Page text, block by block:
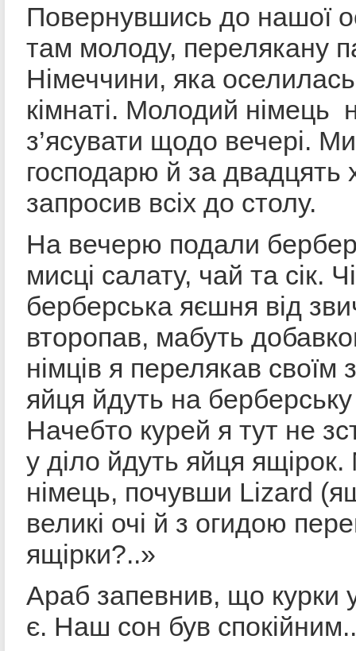
Повернувшись до нашої
там молоду, перелякану
Німеччини, яка оселилась
кімнаті. Молодий німець
з’ясувати щодо вечері.
господарю й за двадцять
запросив всіх до столу.
На вечерю подали
мисці салату, чай та сік.
берберська яєшня від
второпав, мабуть
німців я перелякав своїм
яйця йдуть на
Начебто курей я тут не
у діло йдуть яйця
німець, почувши Lizard
великі очі й з огидою
ящірки?..»
Араб запевнив, що курки
є. Наш сон був